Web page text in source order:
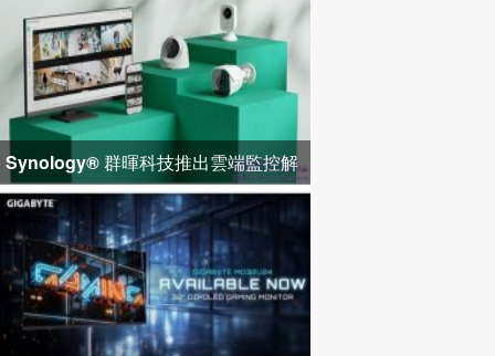
Synology® 群暉科技推出雲端監控解
決方案 Surveillance365，為多據點